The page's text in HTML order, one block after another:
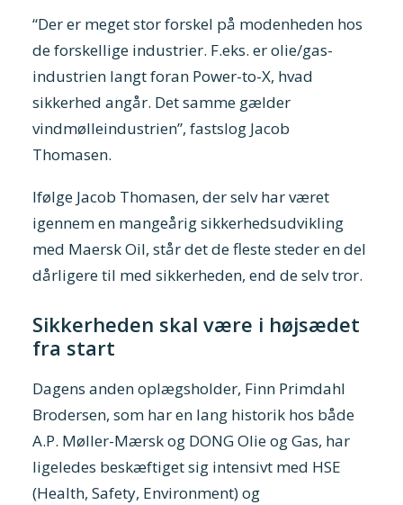
“Der er meget stor forskel på modenheden hos
de forskellige industrier. F.eks. er olie/gas-
industrien langt foran Power-to-X, hvad
sikkerhed angår. Det samme gælder
vindmølleindustrien”, fastslog Jacob
Thomasen.
Ifølge Jacob Thomasen, der selv har været
igennem en mangeårig sikkerhedsudvikling
med Maersk Oil, står det de fleste steder en del
dårligere til med sikkerheden, end de selv tror.
Sikkerheden skal være i højsædet
fra start
Dagens anden oplægsholder, Finn Primdahl
Brodersen, som har en lang historik hos både
A.P. Møller-Mærsk og DONG Olie og Gas, har
ligeledes beskæftiget sig intensivt med HSE
(Health, Safety, Environment) og